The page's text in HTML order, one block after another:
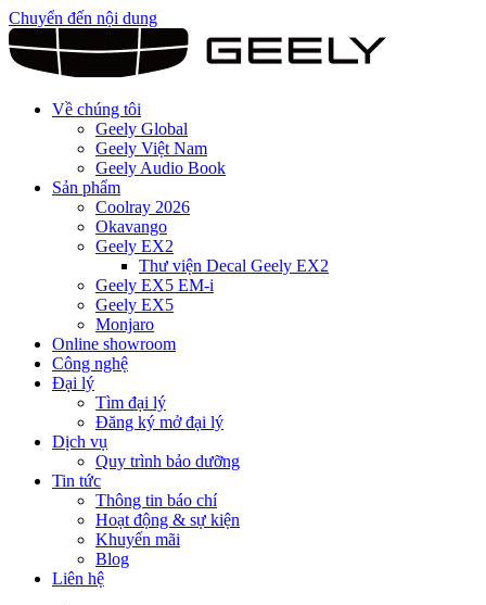
Chuyển đến nội dung
Về chúng tôi
Geely Global
Geely Việt Nam
Geely Audio Book
Sản phẩm
Coolray 2026
Okavango
Geely EX2
Thư viện Decal Geely EX2
Geely EX5 EM-i
Geely EX5
Monjaro
Online showroom
Công nghệ
Đại lý
Tìm đại lý
Đăng ký mở đại lý
Dịch vụ
Quy trình bảo dưỡng
Tin tức
Thông tin báo chí
Hoạt động & sự kiện
Khuyến mãi
Blog
Liên hệ